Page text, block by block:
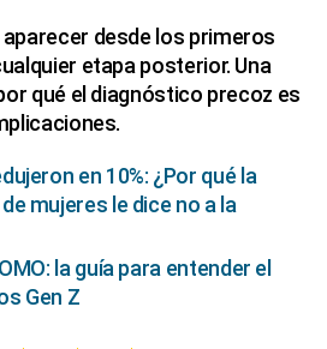
desde los primeros
etapa posterior. Una
qué el diagnóstico precoz es
en 10%: ¿Por qué la
mujeres le dice no a la
la guía para entender el
Gen Z